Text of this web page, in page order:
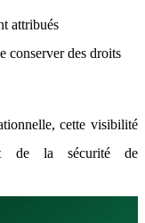
attribués
conserver des droits
cette visibilité
de la sécurité de